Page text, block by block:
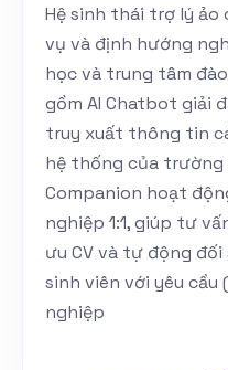
Hệ sinh thái trợ lý ảo
vụ và định hướng
học và trung tâm
gồm AI Chatbot giải
truy xuất thông tin
hệ thống của trường
Companion hoạt
nghiệp 1:1, giúp tư
ưu CV và tự động
sinh viên với yêu cầu
nghiệp